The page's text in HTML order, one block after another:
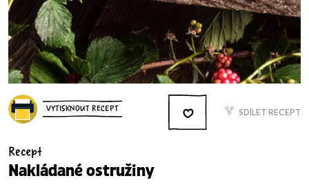
VYTISKNOUT RECEPT SDÍLET RECEPT
Recept
Nakládané ostružiny